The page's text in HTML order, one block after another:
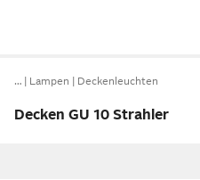
… Lampen Deckenleuchten
Decken GU 10 Strahler